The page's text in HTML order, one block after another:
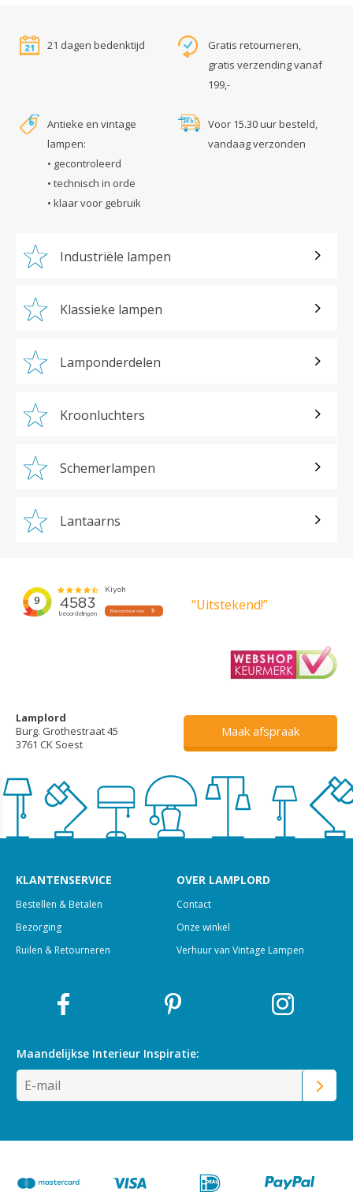
21 dagen bedenktijd
Gratis retourneren,
gratis verzending vanaf
199,-
Antieke en vintage
lampen:
• gecontroleerd
• technisch in orde
• klaar voor gebruik
Voor 15.30 uur besteld,
vandaag verzonden
Industriële lampen
Klassieke lampen
Lamponderdelen
Kroonluchters
Schemerlampen
Lantaarns
“Uitstekend!”
Lamplord
Burg. Grothestraat 45
3761 CK Soest
Maak afspraak
KLANTENSERVICE
Bestellen & Betalen
Bezorging
Ruilen & Retourneren
OVER LAMPLORD
Contact
Onze winkel
Verhuur van Vintage Lampen
Maandelijkse Interieur Inspiratie: